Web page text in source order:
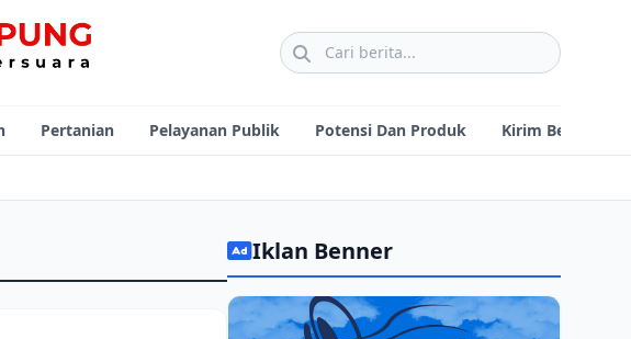
Pertanian Pelayanan Publik Potensi Dan Produk Kirim Berita
Iklan Benner